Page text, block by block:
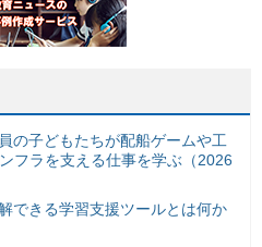
の子どもたちが配船ゲームや工
フラを支える仕事を学ぶ（2026
できる学習支援ツールとは何か